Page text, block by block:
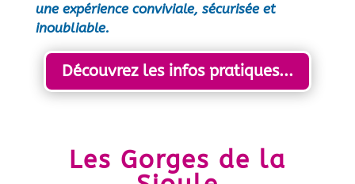
une expérience conviviale, sécurisée et
inoubliable.
Découvrez les infos pratiques...
Les Gorges de la